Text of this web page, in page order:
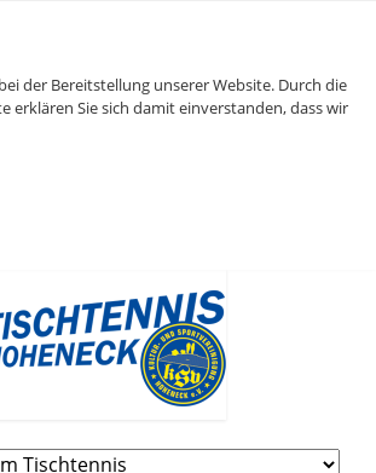
der Bereitstellung unserer Website. Durch die
erklären Sie sich damit einverstanden, dass wir